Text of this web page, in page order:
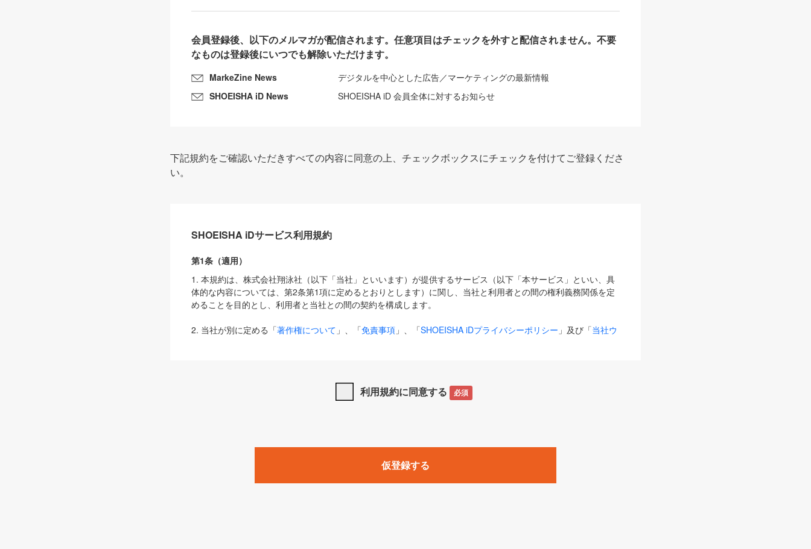
会員登録後、以下のメルマガが配信されます。任意項目はチェックを外すと配信されません。不要
なものは登録後にいつでも解除いただけます。
MarkeZine News
デジタルを中心とした広告／マーケティングの最新情報
SHOEISHA iD News
SHOEISHA iD 会員全体に対するお知らせ
下記規約をご確認いただきすべての内容に同意の上、チェックボックスにチェックを付けてご登録くださ
い。
SHOEISHA iDサービス利用規約
第1条（適用）
1. 本規約は、株式会社翔泳社（以下「当社」といいます）が提供するサービス（以下「本サービス」といい、具
体的な内容については、第2条第1項に定めるとおりとします）に関し、当社と利用者との間の権利義務関係を定
めることを目的とし、利用者と当社との間の契約を構成します。
2. 当社が別に定める「著作権について 」、「免責事項 」、「SHOEISHA iDプライバシーポリシー 」及び「当社ウ
は、本規約の規定が優先して適用されるものとします。
1. 「本サービス」とは、当社が提供する以下のサービス（名称や内容が変更された場合、変更後のサービスを含
みます）及びこれらサービスに関連して当社が実施するイベントやキャンペーンをいいます。
「SEBook」「SEShop」「CodeZine」「MarkeZine」「EnterpriseZine」「ECzine」「Biz/Zine」「HRzine」
利用規約に同意する 必須
仮登録する